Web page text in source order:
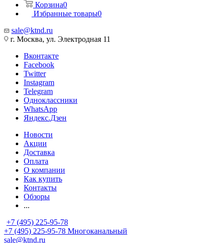
Корзина0
Избранные товары0
sale@ktnd.ru
г. Москва, ул. Электродная 11
Вконтакте
Facebook
Twitter
Instagram
Telegram
Одноклассники
WhatsApp
Яндекс.Дзен
Новости
Акции
Доставка
Оплата
О компании
Как купить
Контакты
Обзоры
...
+7 (495) 225-95-78
+7 (495) 225-95-78 Многоканальный
sale@ktnd.ru